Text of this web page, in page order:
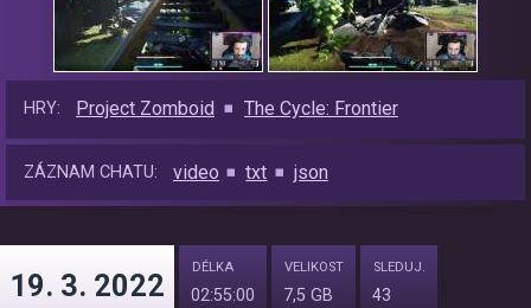
HRY: Project Zomboid The Cycle: Frontier
ZÁZNAM CHATU: video txt json
19. 3. 2022
DÉLKA
02:55:00
VELIKOST
7,5 GB
SLEDUJ.
43